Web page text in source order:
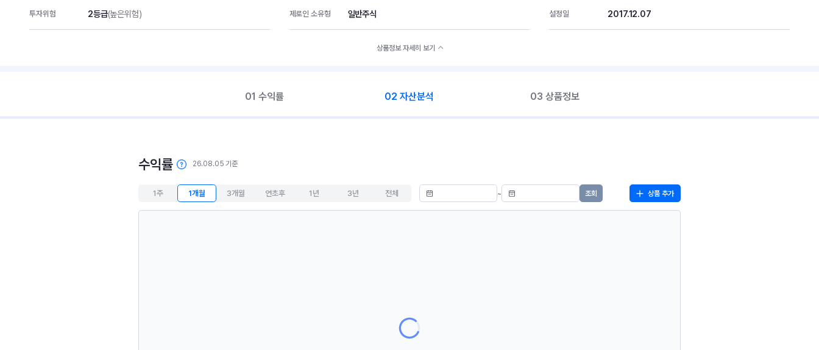
투자위험 2등급(높은위험) 제로인 소유형 일반주식 설정일 2017.12.07
상품정보 자세히 보기
01 수익률 02 자산분석 03 상품정보
수익률 26.08.05 기준
1주 1개월 3개월 연초후 1년 3년 전체 ~ 조회 상품 추가